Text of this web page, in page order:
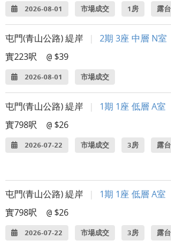
2026-08-01 市場成交 1房 露台
屯門(青山公路) 緹岸
2期 3座 中層 N室
實223呎
@ $39
2026-08-01 市場成交
屯門(青山公路) 緹岸
1期 1座 低層 A室
實798呎
@ $26
2026-07-22 市場成交 3房 露台
屯門(青山公路) 緹岸
1期 1座 低層 A室
實798呎
@ $26
2026-07-22 市場成交 3房 露台